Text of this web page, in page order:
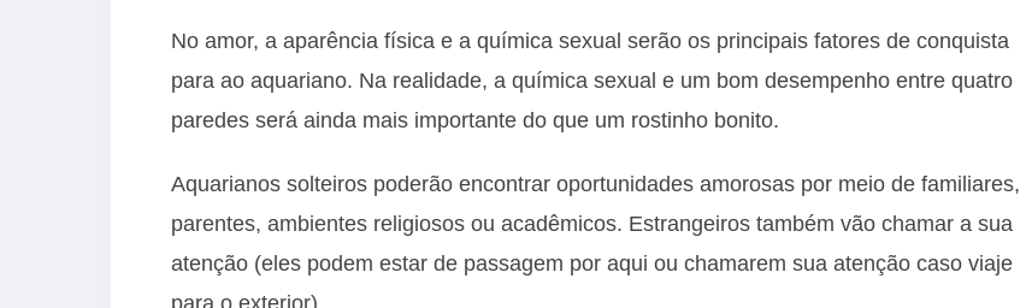
No amor, a aparência física e a química sexual serão os principais fatores de conquista
para ao aquariano. Na realidade, a química sexual e um bom desempenho entre quatro
paredes será ainda mais importante do que um rostinho bonito.
Aquarianos solteiros poderão encontrar oportunidades amorosas por meio de familiares,
parentes, ambientes religiosos ou acadêmicos. Estrangeiros também vão chamar a sua
atenção (eles podem estar de passagem por aqui ou chamarem sua atenção caso viaje